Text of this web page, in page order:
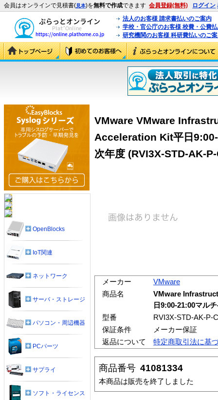
会員はオンラインで見積書(見本)を無料で作成できます 会員登録(無料) ログイン
法人のお客様 請求書払いのご案内
学校・官公庁のお客様 校費・公費
研究機関のお客様 科研費払いのご
VMware VMware
Acceleration Kit平日
次年度 (RVI3X-STD-AK-
メーカー
VMware
商品名
VMware
日9:00-21:00マル
型番
RVI3X-STD-AK-P-
保証条件
メーカー保証
返品について
特定商取引法に基
商品番号 41081334
本商品は販売を終了しました
OpenBlocks
IoT関連
ネットワーク
サーバ・ストレージ
パソコン・周辺機器
PCパーツ
サプライ
ソフト・ライセンス